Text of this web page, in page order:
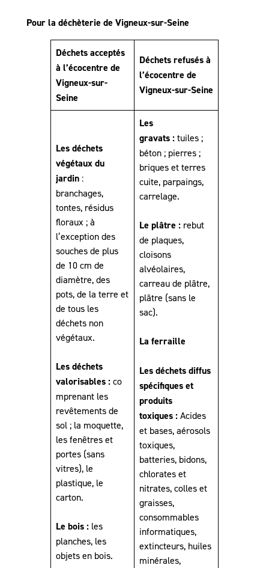
Pour la déchèterie de Vigneux-sur-Seine
Déchets acceptés
à l’écocentre de
Vigneux-sur-
Seine
Déchets refusés à
l’écocentre de
Vigneux-sur-Seine
Les déchets
végétaux du
jardin:
branchages,
tontes, résidus
floraux ; à
l’exception des
souches de plus
de 10 cm de
diamètre, des
pots, de la terre et
de tous les
déchets non
végétaux.
Les déchets
valorisables :co
mprenant les
revêtements de
sol ; la moquette,
les fenêtres et
portes (sans
vitres), le
plastique, le
carton.
Le bois :les
planches, les
objets en bois.
Les
gravats :tuiles ;
béton ; pierres ;
briques et terres
cuite, parpaings,
carrelage.
Le plâtre :rebut
de plaques,
cloisons
alvéolaires,
carreau de plâtre,
plâtre (sans le
sac).
La ferraille
Les déchets diffus
spécifiques et
produits
toxiques :Acides
et bases, aérosols
toxiques,
batteries, bidons,
chlorates et
nitrates, colles et
graisses,
consommables
informatiques,
extincteurs, huiles
minérales,